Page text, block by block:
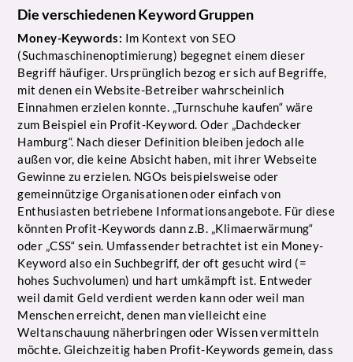
Die verschiedenen Keyword Gruppen
Money-Keywords: Im Kontext von SEO
(Suchmaschinenoptimierung) begegnet einem dieser
Begriff häufiger. Ursprünglich bezog er sich auf Begriffe,
mit denen ein Website-Betreiber wahrscheinlich
Einnahmen erzielen konnte. „Turnschuhe kaufen“ wäre
zum Beispiel ein Profit-Keyword. Oder „Dachdecker
Hamburg“. Nach dieser Definition bleiben jedoch alle
außen vor, die keine Absicht haben, mit ihrer Webseite
Gewinne zu erzielen. NGOs beispielsweise oder
gemeinnützige Organisationen oder einfach von
Enthusiasten betriebene Informationsangebote. Für diese
könnten Profit-Keywords dann z.B. „Klimaerwärmung“
oder „CSS“ sein. Umfassender betrachtet ist ein Money-
Keyword also ein Suchbegriff, der oft gesucht wird (=
hohes Suchvolumen) und hart umkämpft ist. Entweder
weil damit Geld verdient werden kann oder weil man
Menschen erreicht, denen man vielleicht eine
Weltanschauung näherbringen oder Wissen vermitteln
möchte. Gleichzeitig haben Profit-Keywords gemein, dass